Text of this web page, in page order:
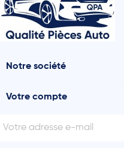
Notre société
Votre compte